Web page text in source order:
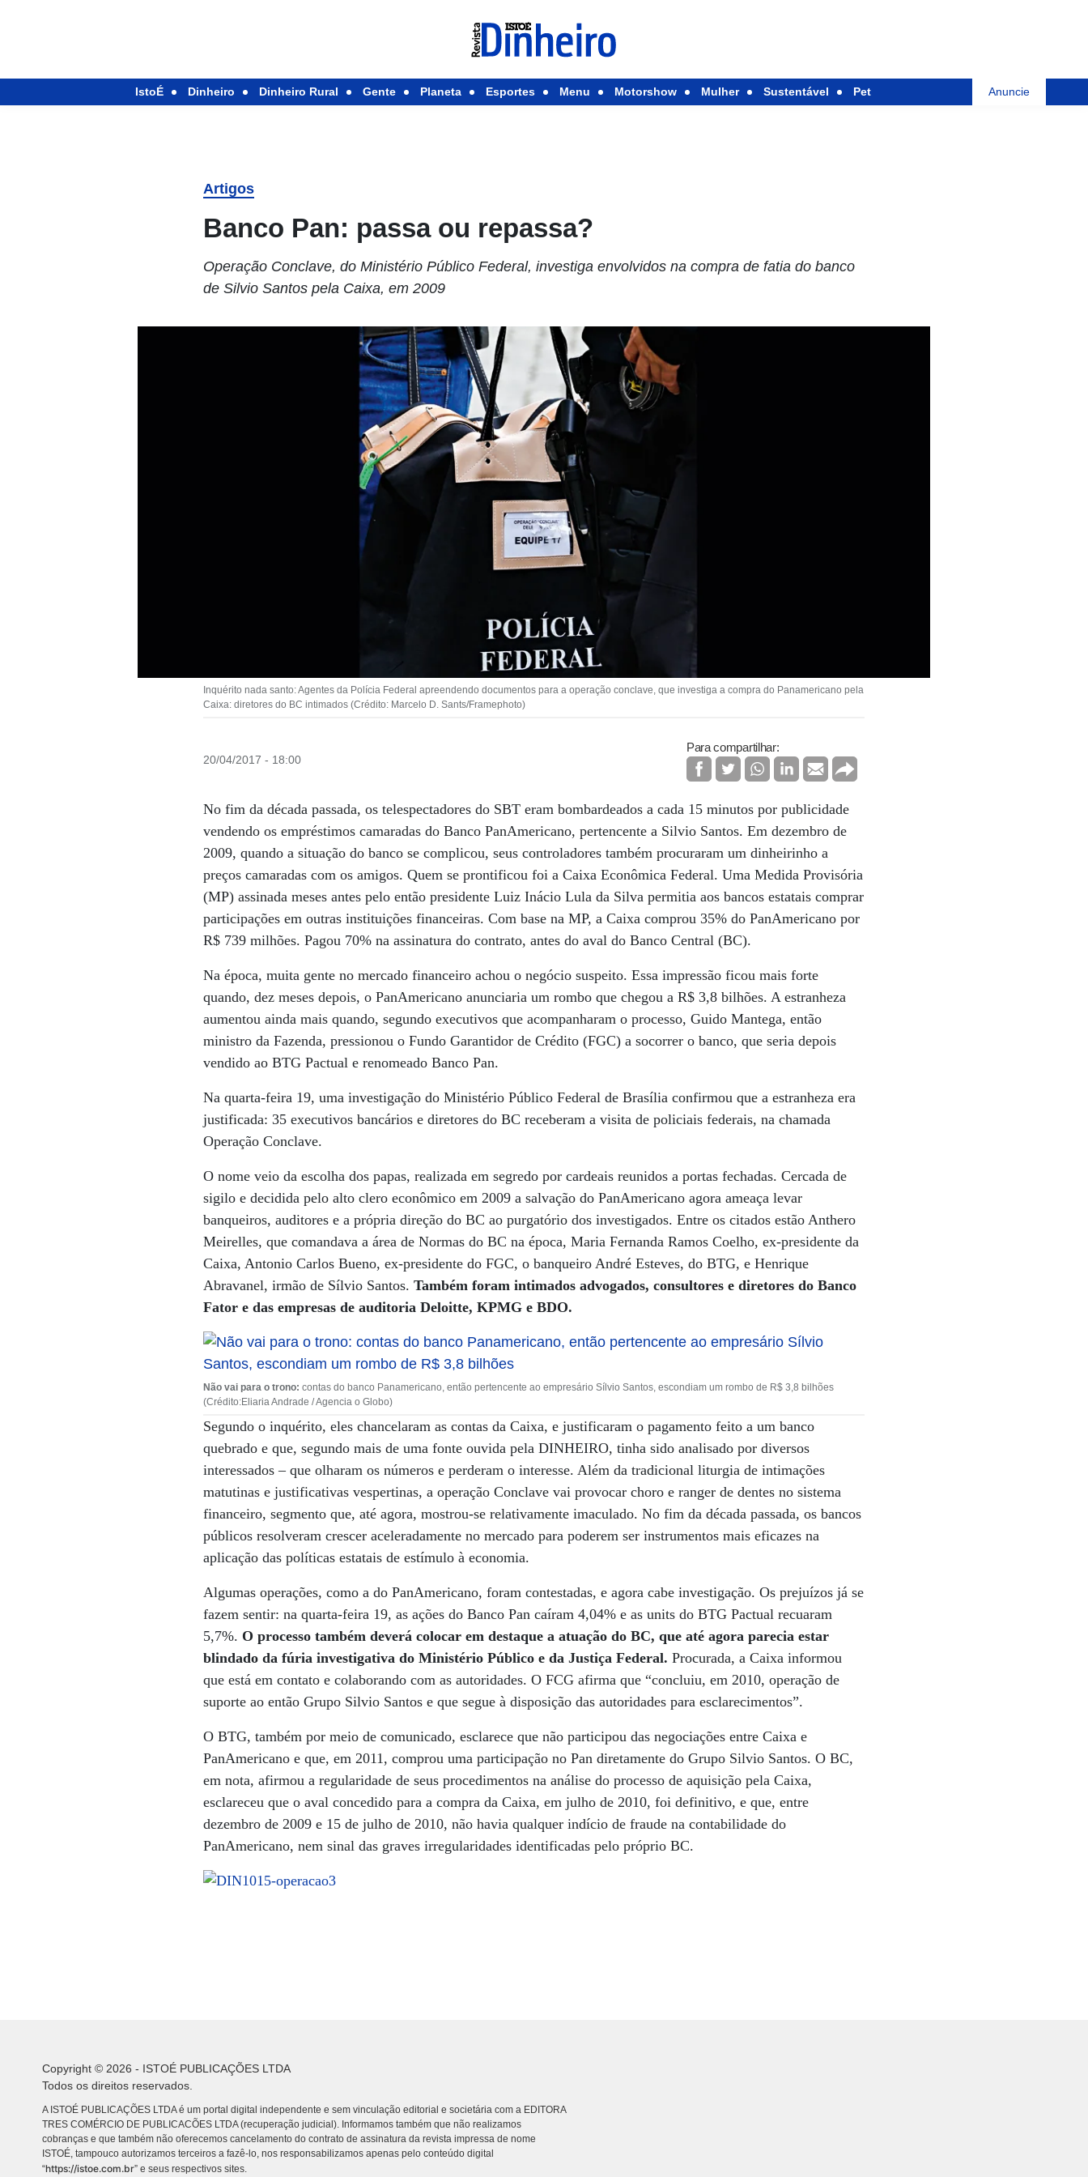
IstoÉ Dinheiro Dinheiro Rural Gente Planeta Esportes Menu Motorshow Mulher Sustentável Pet Anuncie
Artigos
Banco Pan: passa ou repassa?
Operação Conclave, do Ministério Público Federal, investiga envolvidos na compra de fatia do banco
de Silvio Santos pela Caixa, em 2009
Inquérito nada santo: Agentes da Polícia Federal apreendendo documentos para a operação conclave, que investiga a compra do Panamericano pela
Caixa: diretores do BC intimados (Crédito: Marcelo D. Sants/Framephoto)
20/04/2017 - 18:00
Para compartilhar:
No fim da década passada, os telespectadores do SBT eram bombardeados a cada 15 minutos por publicidade
vendendo os empréstimos camaradas do Banco PanAmericano, pertencente a Silvio Santos. Em dezembro de
2009, quando a situação do banco se complicou, seus controladores também procuraram um dinheirinho a
preços camaradas com os amigos. Quem se prontificou foi a Caixa Econômica Federal. Uma Medida Provisória
(MP) assinada meses antes pelo então presidente Luiz Inácio Lula da Silva permitia aos bancos estatais comprar
participações em outras instituições financeiras. Com base na MP, a Caixa comprou 35% do PanAmericano por
R$ 739 milhões. Pagou 70% na assinatura do contrato, antes do aval do Banco Central (BC).
Na época, muita gente no mercado financeiro achou o negócio suspeito. Essa impressão ficou mais forte
quando, dez meses depois, o PanAmericano anunciaria um rombo que chegou a R$ 3,8 bilhões. A estranheza
aumentou ainda mais quando, segundo executivos que acompanharam o processo, Guido Mantega, então
ministro da Fazenda, pressionou o Fundo Garantidor de Crédito (FGC) a socorrer o banco, que seria depois
vendido ao BTG Pactual e renomeado Banco Pan.
Na quarta-feira 19, uma investigação do Ministério Público Federal de Brasília confirmou que a estranheza era
justificada: 35 executivos bancários e diretores do BC receberam a visita de policiais federais, na chamada
Operação Conclave.
O nome veio da escolha dos papas, realizada em segredo por cardeais reunidos a portas fechadas. Cercada de
sigilo e decidida pelo alto clero econômico em 2009 a salvação do PanAmericano agora ameaça levar
banqueiros, auditores e a própria direção do BC ao purgatório dos investigados. Entre os citados estão Anthero
Meirelles, que comandava a área de Normas do BC na época, Maria Fernanda Ramos Coelho, ex-presidente da
Caixa, Antonio Carlos Bueno, ex-presidente do FGC, o banqueiro André Esteves, do BTG, e Henrique
Abravanel, irmão de Sílvio Santos.Também foram intimados advogados, consultores e diretores do Banco
Fator e das empresas de auditoria Deloitte, KPMG e BDO.
Não vai para o trono: contas do banco Panamericano, então pertencente ao empresário Sílvio Santos, escondiam um rombo de R$ 3,8 bilhões
(Crédito:Eliaria Andrade / Agencia o Globo)
Segundo o inquérito, eles chancelaram as contas da Caixa, e justificaram o pagamento feito a um banco
quebrado e que, segundo mais de uma fonte ouvida pela DINHEIRO, tinha sido analisado por diversos
interessados – que olharam os números e perderam o interesse. Além da tradicional liturgia de intimações
matutinas e justificativas vespertinas, a operação Conclave vai provocar choro e ranger de dentes no sistema
financeiro, segmento que, até agora, mostrou-se relativamente imaculado. No fim da década passada, os bancos
públicos resolveram crescer aceleradamente no mercado para poderem ser instrumentos mais eficazes na
aplicação das políticas estatais de estímulo à economia.
Algumas operações, como a do PanAmericano, foram contestadas, e agora cabe investigação. Os prejuízos já se
fazem sentir: na quarta-feira 19, as ações do Banco Pan caíram 4,04% e as units do BTG Pactual recuaram
5,7%. O processo também deverá colocar em destaque a atuação do BC, que até agora parecia estar
blindado da fúria investigativa do Ministério Público e da Justiça Federal. Procurada, a Caixa informou
que está em contato e colaborando com as autoridades. O FCG afirma que “concluiu, em 2010, operação de
suporte ao então Grupo Silvio Santos e que segue à disposição das autoridades para esclarecimentos”.
O BTG, também por meio de comunicado, esclarece que não participou das negociações entre Caixa e
PanAmericano e que, em 2011, comprou uma participação no Pan diretamente do Grupo Silvio Santos. O BC,
em nota, afirmou a regularidade de seus procedimentos na análise do processo de aquisição pela Caixa,
esclareceu que o aval concedido para a compra da Caixa, em julho de 2010, foi definitivo, e que, entre
dezembro de 2009 e 15 de julho de 2010, não havia qualquer indício de fraude na contabilidade do
PanAmericano, nem sinal das graves irregularidades identificadas pelo próprio BC.
Copyright © 2026 - ISTOÉ PUBLICAÇÕES LTDA
Todos os direitos reservados.
A ISTOÉ PUBLICAÇÕES LTDA é um portal digital independente e sem vinculação editorial e societária com a EDITORA
TRES COMÉRCIO DE PUBLICACÕES LTDA (recuperação judicial). Informamos também que não realizamos
cobranças e que também não oferecemos cancelamento do contrato de assinatura da revista impressa de nome
ISTOÉ, tampouco autorizamos terceiros a fazê-lo, nos responsabilizamos apenas pelo conteúdo digital
“https://istoe.com.br” e seus respectivos sites.